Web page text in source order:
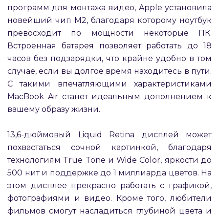
программ для монтажа видео, Apple установила
новейший чип M2, благодаря которому ноутбук
превосходит по мощности некоторые ПК.
Встроенная батарея позволяет работать до 18
часов без подзарядки, что крайне удобно в том
случае, если вы долгое время находитесь в пути.
С такими впечатляющими характеристиками
MacBook Air станет идеальным дополнением к
вашему образу жизни.
13,6-дюймовый Liquid Retina дисплей может
похвастаться сочной картинкой, благодаря
технологиям True Tone и Wide Color, яркости до
500 нит и поддержке до 1 миллиарда цветов. На
этом дисплее прекрасно работать с графикой,
фотографиями и видео. Кроме того, любители
фильмов смогут насладиться глубиной цвета и
раз в 2 недели